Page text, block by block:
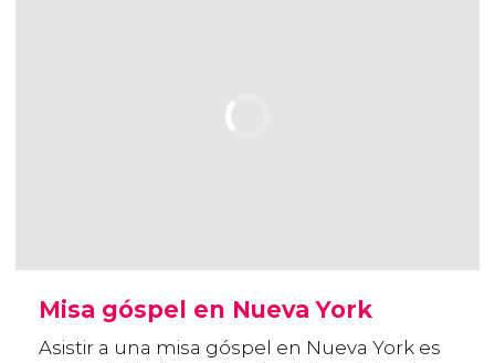
Misa góspel en Nueva York
Asistir a una misa góspel en Nueva York es